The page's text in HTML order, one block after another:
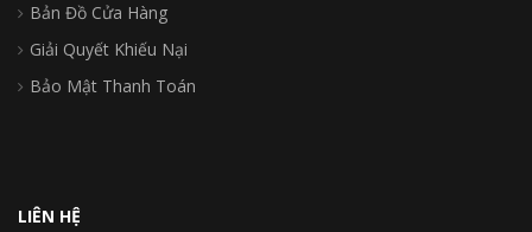
Bản Đồ Cửa Hàng
Giải Quyết Khiếu Nại
Bảo Mật Thanh Toán
LIÊN HỆ